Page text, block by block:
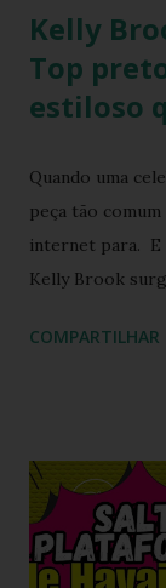
Kelly
Top
estiloso
Quando uma
peça tão comum
internet para. E
Kelly Brook
que se tornou
“estilo real da
totalmente
que moda não
COMPARTILHAR